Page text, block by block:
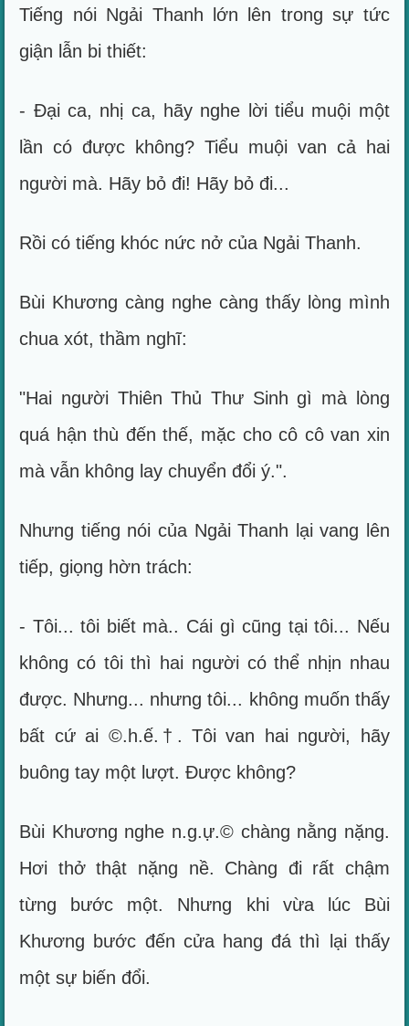
Tiếng nói Ngải Thanh lớn lên trong sự tức
giận lẫn bi thiết:
- Đại ca, nhị ca, hãy nghe lời tiểu muội một
lần có được không? Tiểu muội van cả hai
người mà. Hãy bỏ đi! Hãy bỏ đi...
Rồi có tiếng khóc nức nở của Ngải Thanh.
Bùi Khương càng nghe càng thấy lòng mình
chua xót, thầm nghĩ:
"Hai người Thiên Thủ Thư Sinh gì mà lòng
quá hận thù đến thế, mặc cho cô cô van xin
mà vẫn không lay chuyển đổi ý.".
Nhưng tiếng nói của Ngải Thanh lại vang lên
tiếp, giọng hờn trách:
- Tôi... tôi biết mà.. Cái gì cũng tại tôi... Nếu
không có tôi thì hai người có thể nhịn nhau
được. Nhưng... nhưng tôi... không muốn thấy
bất cứ ai ©.h.ế.†. Tôi van hai người, hãy
buông tay một lượt. Được không?
Bùi Khương nghe n.g.ự.© chàng nằng nặng.
Hơi thở thật nặng nề. Chàng đi rất chậm
từng bước một. Nhưng khi vừa lúc Bùi
Khương bước đến cửa hang đá thì lại thấy
một sự biến đổi.